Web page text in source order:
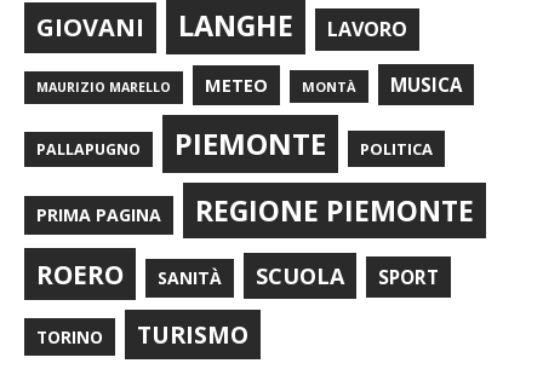
GIOVANI LANGHE LAVORO
MAURIZIO MARELLO METEO MONTÀ MUSICA
PALLAPUGNO PIEMONTE POLITICA
PRIMA PAGINA REGIONE PIEMONTE
ROERO SANITÀ SCUOLA SPORT
TORINO TURISMO